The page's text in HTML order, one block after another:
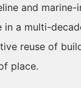
and marine-
in a multi-
reuse of
place.